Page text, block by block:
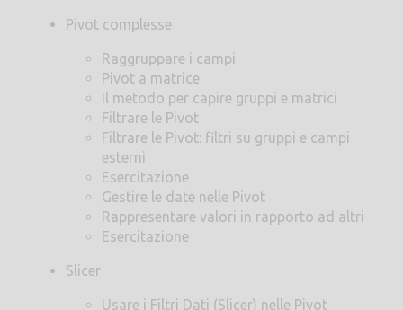
Pivot complesse
Raggruppare i campi
Pivot a matrice
Il metodo per capire gruppi e matrici
Filtrare le Pivot
Filtrare le Pivot: filtri su gruppi e campi
esterni
Esercitazione
Gestire le date nelle Pivot
Rappresentare valori in rapporto ad altri
Esercitazione
Slicer
Usare i Filtri Dati (Slicer) nelle Pivot